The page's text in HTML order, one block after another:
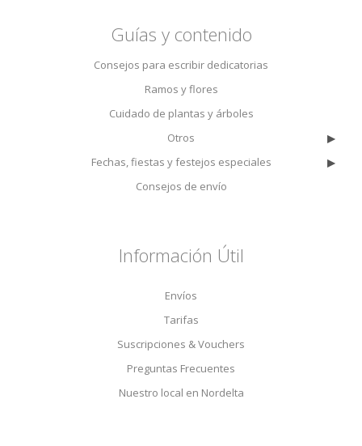
Guías y contenido
Consejos para escribir dedicatorias
Ramos y flores
Cuidado de plantas y árboles
Otros
▸
Fechas, fiestas y festejos especiales ▸
Consejos de envío
Información Útil
Envíos
Tarifas
Suscripciones & Vouchers
Preguntas Frecuentes
Nuestro local en Nordelta